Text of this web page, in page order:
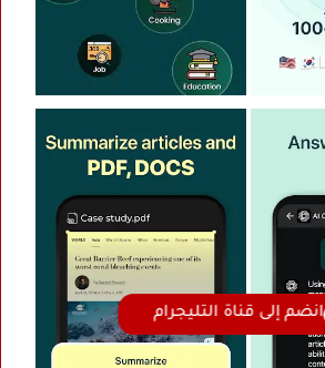
انضم إلى قناة التليجرام